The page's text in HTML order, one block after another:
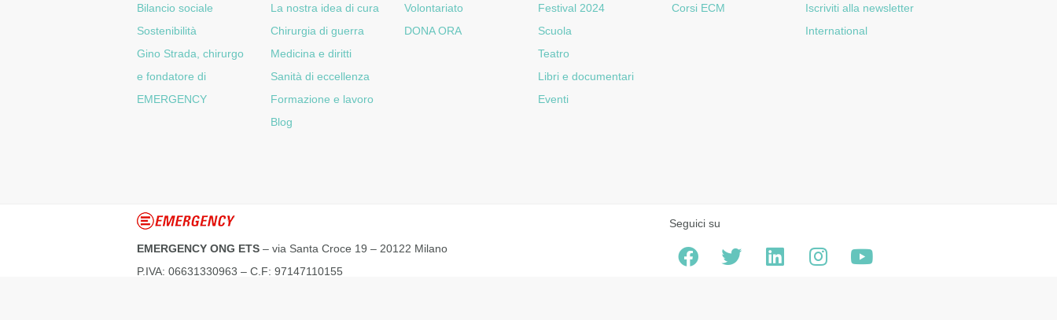
Bilancio sociale
Sostenibilità
Gino Strada, chirurgo
e fondatore di
EMERGENCY
La nostra idea di cura
Chirurgia di guerra
Medicina e diritti
Sanità di eccellenza
Formazione e lavoro
Blog
Volontariato
DONA ORA
Festival 2024
Scuola
Teatro
Libri e documentari
Eventi
Corsi ECM
Iscriviti alla newsletter
International
EMERGENCY ONG ETS – via Santa Croce 19 – 20122 Milano
P.IVA: 06631330963 – C.F: 97147110155
Seguici su